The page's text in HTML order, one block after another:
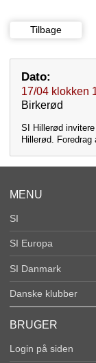
Tilbage
Dato:
17/04 klokken
Birkerød
SI Hillerød
Hillerød. Foredrag
MENU
SI
SI Europa
SI Danmark
Danske klubber
BRUGER
Login på siden